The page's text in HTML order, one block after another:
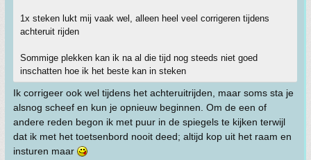
1x steken lukt mij vaak wel, alleen heel veel corrigeren tijdens
achteruit rijden
Sommige plekken kan ik na al die tijd nog steeds niet goed
inschatten hoe ik het beste kan in steken
Ik corrigeer ook wel tijdens het achteruitrijden, maar soms sta je
alsnog scheef en kun je opnieuw beginnen. Om de een of
andere reden begon ik met puur in de spiegels te kijken terwijl
dat ik met het toetsenbord nooit deed; altijd kop uit het raam en
insturen maar